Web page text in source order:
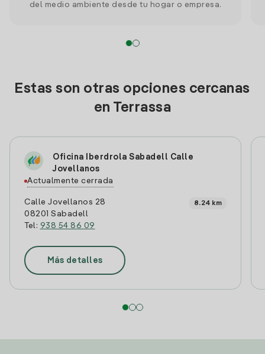
del medio ambiente desde tu hogar o empresa.
Estas son otras opciones cercanas
en Terrassa
Oficina Iberdrola Sabadell Calle
Jovellanos
Actualmente cerrada
Calle Jovellanos 28
08201 Sabadell
Tel: 938 54 86 09
8.24 km
Más detalles